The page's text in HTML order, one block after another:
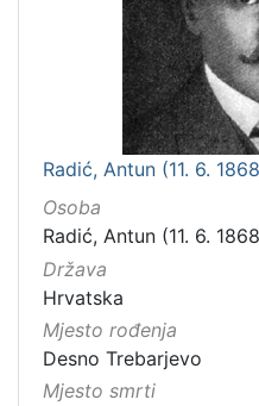
Radić, Antun (11. 6.
Osoba
Radić, Antun (11. 6.
Država
Hrvatska
Mjesto rođenja
Desno Trebarjevo
Mjesto smrti